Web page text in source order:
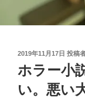
投
日:
2019年11月17日 投稿
ホラー小
い。悪い